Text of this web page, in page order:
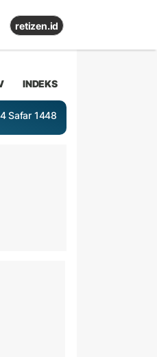
retizen.id
INDEKS
Safar 1448